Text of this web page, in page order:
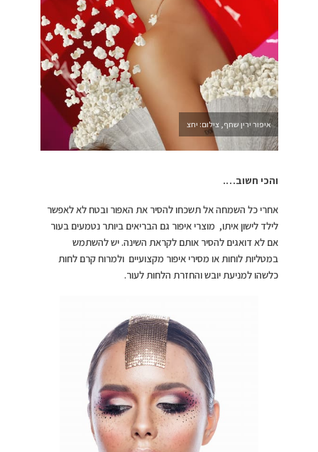
איפור ירין שחף, צילום: יחצ
והכי חשוב….
אחרי כל השמחה אל תשכחו להסיר את האפור ובטח לא לאפשר
לילד לישון איתו, מוצרי איפור גם הבריאים ביותר נטמעים בעור
אם לא דואגים להסיר אותם לקראת השינה. יש להשתמש
במטליות לוחות או מסירי איפור מקצועיים ולמרוח קרם לחות
כלשהו למניעת יובש והחזרת הלחות לעור.